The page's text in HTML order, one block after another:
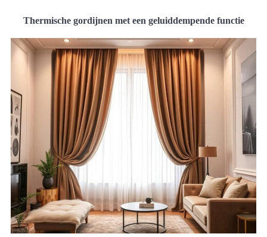
Thermische gordijnen met een geluiddempende functie